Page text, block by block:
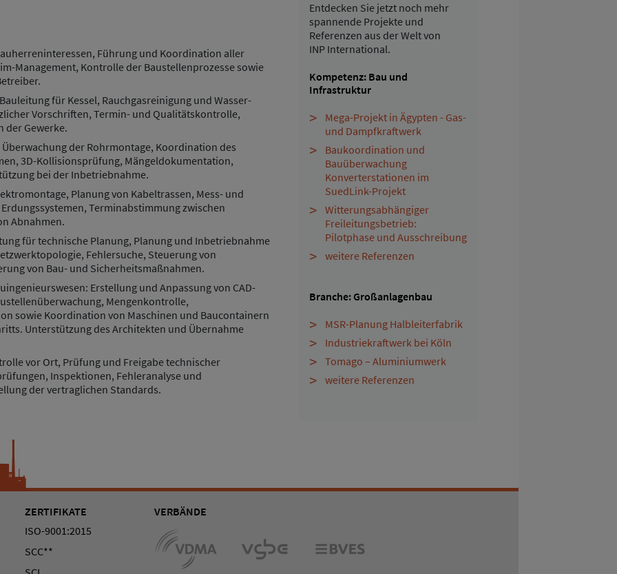
Führung und Koordination aller
Management, Kontrolle der Baustellenprozesse sowie
für Kessel, Rauchgasreinigung und Wasser-
Vorschriften, Termin- und Qualitätskontrolle,
der Gewerke.
der Rohrmontage, Koordination des
3D-Kollisionsprüfung, Mängeldokumentation,
bei der Inbetriebnahme.
Planung von Kabeltrassen, Mess- und
Terminabstimmung zwischen
Abnahmen.
für technische Planung, Planung und Inbetriebnahme
Fehlersuche, Steuerung von
von Bau- und Sicherheitsmaßnahmen.
Erstellung und Anpassung von CAD-
Mengenkontrolle,
sowie Koordination von Maschinen und Baucontainern
Unterstützung des Architekten und Übernahme
vor Ort, Prüfung und Freigabe technischer
Inspektionen, Fehleranalyse und
der vertraglichen Standards.
Entdecken Sie jetzt noch mehr
spannende Projekte und
Referenzen aus der Welt von
INP International.
Kompetenz: Bau und
Infrastruktur
Mega-Projekt in Ägypten - Gas-
und Dampfkraftwerk
Baukoordination und
Bauüberwachung
Konverterstationen im
SuedLink-Projekt
Witterungsabhängiger
Freileitungsbetrieb:
Pilotphase und Ausschreibung
weitere Referenzen
Branche: Großanlagenbau
MSR-Planung Halbleiterfabrik
Industriekraftwerk bei Köln
Tomago – Aluminiumwerk
weitere Referenzen
ZERTIFIKATE
ISO-9001:2015
SCC**
VERBÄNDE